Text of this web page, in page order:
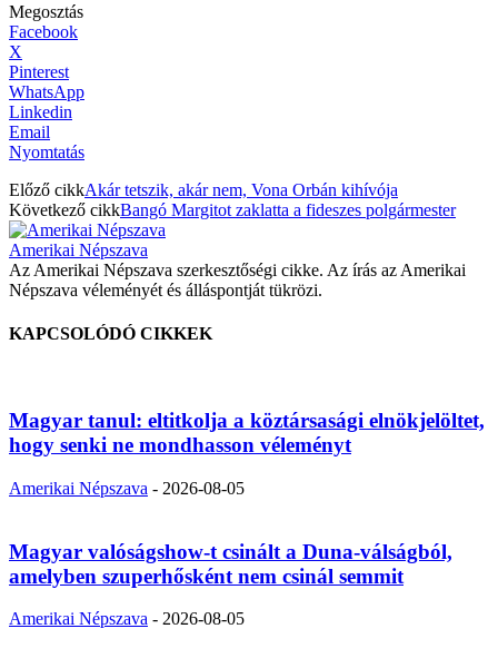
Megosztás
Facebook
X
Pinterest
WhatsApp
Linkedin
Email
Nyomtatás
Előző cikkAkár tetszik, akár nem, Vona Orbán kihívója
Következő cikkBangó Margitot zaklatta a fideszes polgármester
Amerikai Népszava
Az Amerikai Népszava szerkesztőségi cikke. Az írás az Amerikai
Népszava véleményét és álláspontját tükrözi.
KAPCSOLÓDÓ CIKKEK
Magyar tanul: eltitkolja a köztársasági elnökjelöltet,
hogy senki ne mondhasson véleményt
Amerikai Népszava - 2026-08-05
Magyar valóságshow-t csinált a Duna-válságból,
amelyben szuperhősként nem csinál semmit
Amerikai Népszava - 2026-08-05